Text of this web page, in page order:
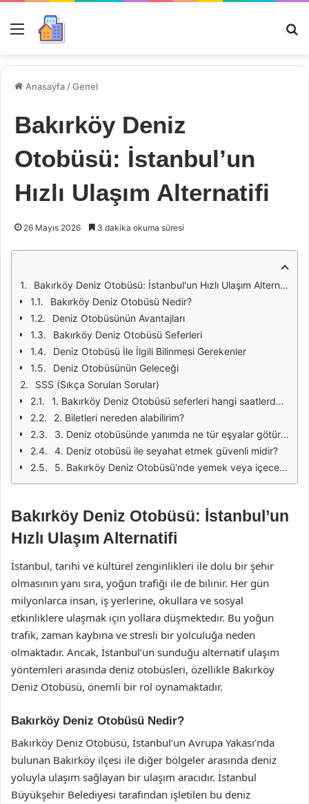
Menü
Anasayfa /Genel
Bakırköy Deniz
Otobüsü: İstanbul’un
Hızlı Ulaşım Alternatifi
26 Mayıs 2026 3 dakika okuma süresi
Bakırköy Deniz Otobüsü: İstanbul'un Hızlı Ulaşım Alternatifi
Bakırköy Deniz Otobüsü Nedir?
Deniz Otobüsünün Avantajları
Bakırköy Deniz Otobüsü Seferleri
Deniz Otobüsü İle İlgili Bilinmesi Gerekenler
Deniz Otobüsünün Geleceği
SSS (Sıkça Sorulan Sorular)
1. Bakırköy Deniz Otobüsü seferleri hangi saatlerde yapılmaktadır?
2. Biletleri nereden alabilirim?
3. Deniz otobüsünde yanımda ne tür eşyalar götürebilirim?
4. Deniz otobüsü ile seyahat etmek güvenli midir?
5. Bakırköy Deniz Otobüsü'nde yemek veya içecek servisi var mı?
Bakırköy Deniz Otobüsü: İstanbul’un
Hızlı Ulaşım Alternatifi
İstanbul, tarihi ve kültürel zenginlikleri ile dolu bir şehir
olmasının yanı sıra, yoğun trafiği ile de bilinir. Her gün
milyonlarca insan, iş yerlerine, okullara ve sosyal
etkinliklere ulaşmak için yollara düşmektedir. Bu yoğun
trafik, zaman kaybına ve stresli bir yolculuğa neden
olmaktadır. Ancak, İstanbul’un sunduğu alternatif ulaşım
yöntemleri arasında deniz otobüsleri, özellikle Bakırköy
Deniz Otobüsü, önemli bir rol oynamaktadır.
Bakırköy Deniz Otobüsü Nedir?
Bakırköy Deniz Otobüsü, İstanbul’un Avrupa Yakası’nda
bulunan Bakırköy ilçesi ile diğer bölgeler arasında deniz
yoluyla ulaşım sağlayan bir ulaşım aracıdır. İstanbul
Büyükşehir Belediyesi tarafından işletilen bu deniz